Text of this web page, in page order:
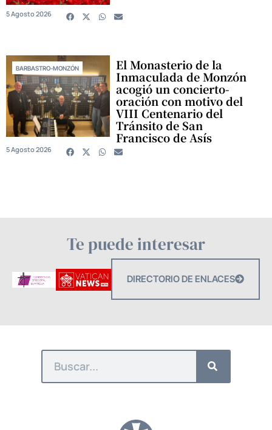
5 Agosto 2026
BARBASTRO-MONZÓN El Monasterio de la
Inmaculada de Monzón
acogió un concierto-
oración con motivo del
VIII Centenario del
Tránsito de San
Francisco de Asís
5 Agosto 2026
Te puede interesar
DIRECTORIO DE ENLACES